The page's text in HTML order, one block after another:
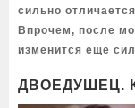
сильно
Впрочем, после
изменится еще
ДВОЕДУШЕЦ.